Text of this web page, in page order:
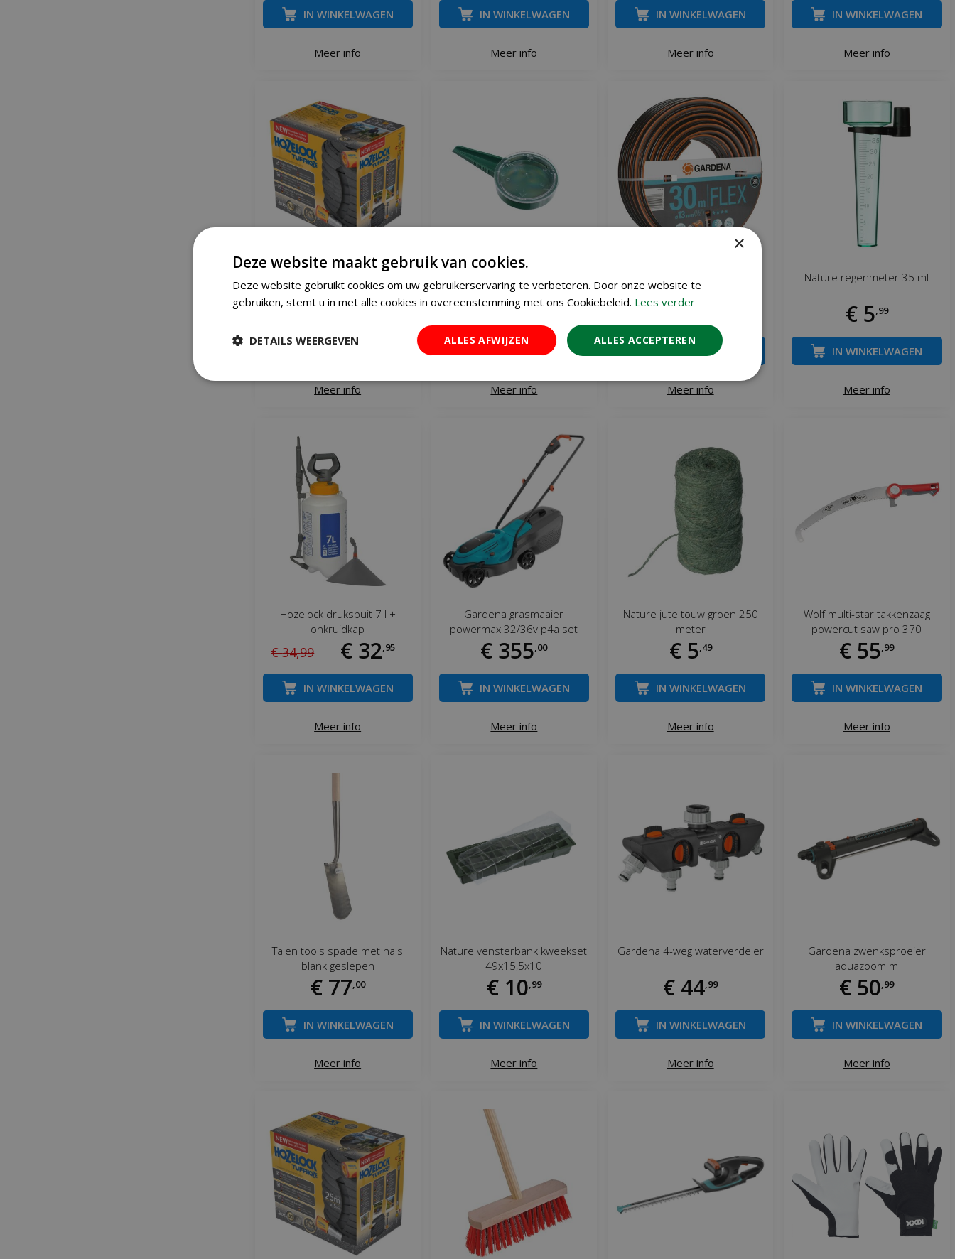
Meer info
IN WINKELWAGEN
Meer info
IN WINKELWAGEN
Meer info
IN WINKELWAGEN
Meer info
IN WINKELWAGEN
€89,99
Meer info
€ 3 ,69
Meer info
IN WINKELWAGEN
13mm 30 meter
€54
Meer info
IN WINKELWAGEN
Nature regenmeter 35 ml
€ 5 99
Meer info
IN WINKELWAGEN
Hozelock drukspuit 7 l +
onkruidkap
€ 34,99 € 32 95
Meer info
IN WINKELWAGEN
Gardena grasmaaier
powermax 32/36v p4a set
€ 355 00
Meer info
IN WINKELWAGEN
Nature jute touw groen 250
meter
€ 5 49
Meer info
IN WINKELWAGEN
Wolf multi-star takkenzaag
powercut saw pro 370
€ 55 99
Meer info
IN WINKELWAGEN
Talen tools spade met hals
blank geslepen
€ 77 00
Meer info
IN WINKELWAGEN
Nature vensterbank kweekset
49x15,5x10
€ 10 99
Meer info
IN WINKELWAGEN
Gardena 4-weg waterverdeler
€ 44 99
Meer info
IN WINKELWAGEN
Gardena zwenksproeier
aquazoom m
€ 50 99
Meer info
IN WINKELWAGEN
×
Deze website maakt gebruik van cookies.
Deze website gebruikt cookies om uw gebruikerservaring te verbeteren. Door onze website te
gebruiken, stemt u in met alle cookies in overeenstemming met ons Cookiebeleid. Lees verder
ALLES ACCEPTEREN
ALLES AFWIJZEN
DETAILS WEERGEVEN